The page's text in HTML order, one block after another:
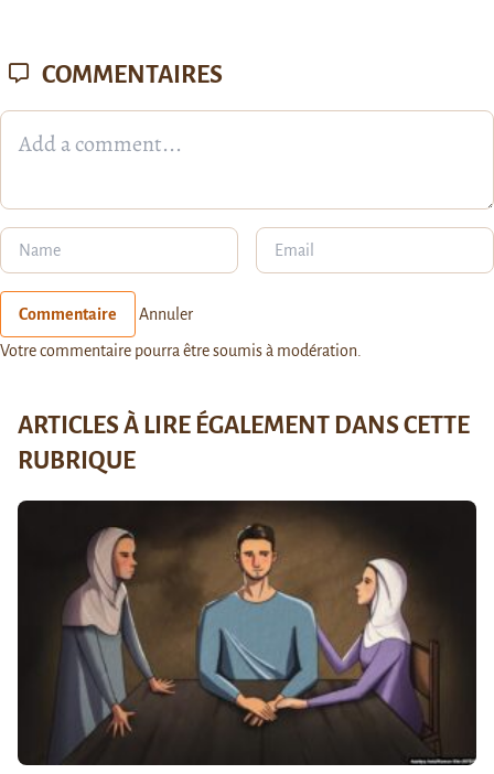
COMMENTAIRES
Commentaire Annuler
Votre commentaire pourra être soumis à modération.
ARTICLES À LIRE ÉGALEMENT DANS CETTE
RUBRIQUE